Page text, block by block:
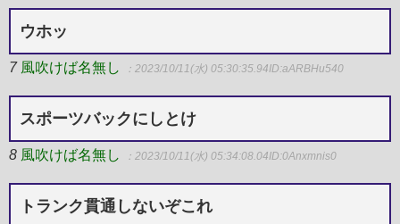
ウホッ
7 風吹けば名無し ：2023/10/11(水) 05:30:35.94ID:aARBHu540
スポーツバックにしとけ
8 風吹けば名無し ：2023/10/11(水) 05:34:08.04ID:0Anxmnis0
トランク貫通しないぞこれ